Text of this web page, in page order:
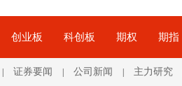
创业板 科创板 期权 期指
证券要闻 公司新闻 主力研究